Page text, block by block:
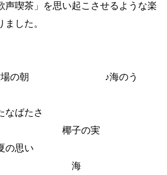
声喫茶」を思い起こさせるような楽
した。
・牧場の朝 ♪海のう
さ
の実
い
海